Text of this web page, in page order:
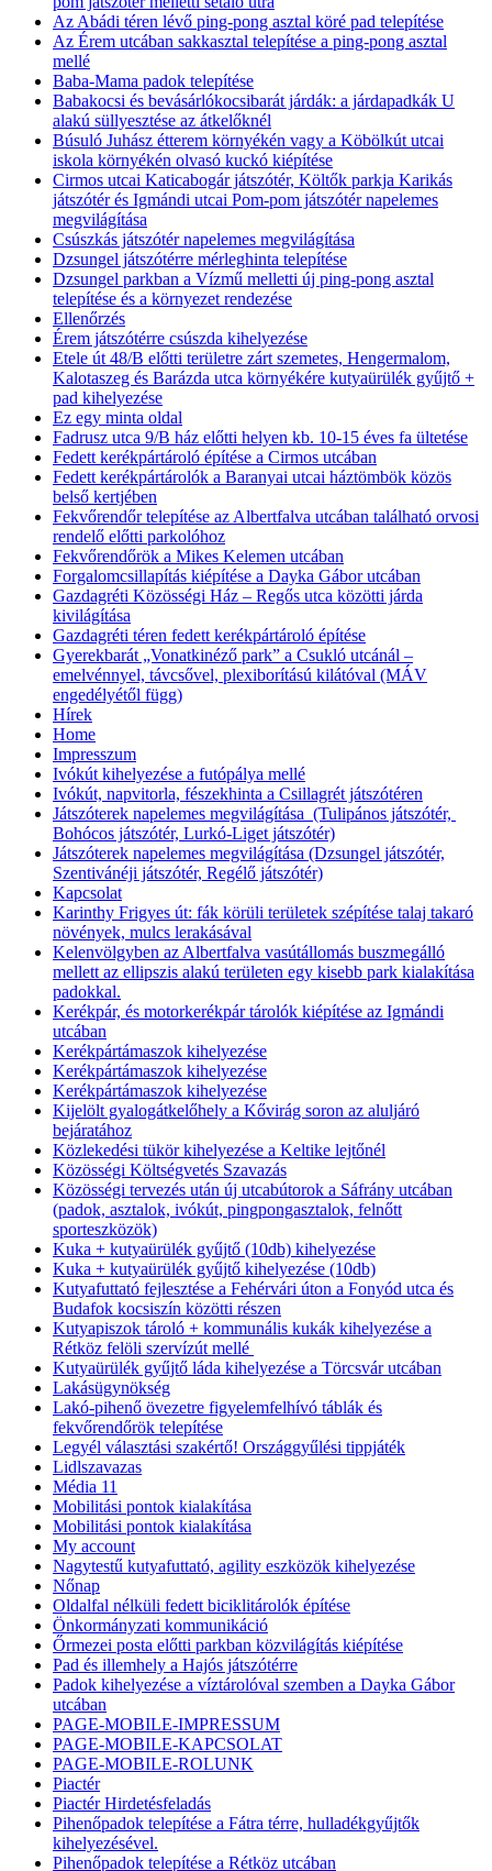
Az Abádi téren lévő ping-pong asztal köré pad telepítése
Az Érem utcában sakkasztal telepítése a ping-pong asztal
mellé
Baba-Mama padok telepítése
Babakocsi és bevásárlókocsibarát járdák: a járdapadkák U
alakú süllyesztése az átkelőknél
Búsuló Juhász étterem környékén vagy a Köbölkút utcai
iskola környékén olvasó kuckó kiépítése
Cirmos utcai Katicabogár játszótér, Költők parkja Karikás
játszótér és Igmándi utcai Pom-pom játszótér napelemes
megvilágítása
Csúszkás játszótér napelemes megvilágítása
Dzsungel játszótérre mérleghinta telepítése
Dzsungel parkban a Vízmű melletti új ping-pong asztal
telepítése és a környezet rendezése
Ellenőrzés
Érem játszótérre csúszda kihelyezése
Etele út 48/B előtti területre zárt szemetes, Hengermalom,
Kalotaszeg és Barázda utca környékére kutyaürülék gyűjtő +
pad kihelyezése
Ez egy minta oldal
Fadrusz utca 9/B ház előtti helyen kb. 10-15 éves fa ültetése
Fedett kerékpártároló építése a Cirmos utcában
Fedett kerékpártárolók a Baranyai utcai háztömbök közös
belső kertjében
Fekvőrendőr telepítése az Albertfalva utcában található orvosi
rendelő előtti parkolóhoz
Fekvőrendőrök a Mikes Kelemen utcában
Forgalomcsillapítás kiépítése a Dayka Gábor utcában
Gazdagréti Közösségi Ház – Regős utca közötti járda
kivilágítása
Gazdagréti téren fedett kerékpártároló építése
Gyerekbarát „Vonatkinéző park” a Csukló utcánál –
emelvénnyel, távcsővel, plexiborítású kilátóval (MÁV
engedélyétől függ)
Hírek
Home
Impresszum
Ivókút kihelyezése a futópálya mellé
Ivókút, napvitorla, fészekhinta a Csillagrét játszótéren
Játszóterek napelemes megvilágítása (Tulipános játszótér,
Bohócos játszótér, Lurkó-Liget játszótér)
Játszóterek napelemes megvilágítása (Dzsungel játszótér,
Szentivánéji játszótér, Regélő játszótér)
Kapcsolat
Karinthy Frigyes út: fák körüli területek szépítése talaj takaró
növények, mulcs lerakásával
Kelenvölgyben az Albertfalva vasútállomás buszmegálló
mellett az ellipszis alakú területen egy kisebb park kialakítása
padokkal.
Kerékpár, és motorkerékpár tárolók kiépítése az Igmándi
utcában
Kerékpártámaszok kihelyezése
Kerékpártámaszok kihelyezése
Kerékpártámaszok kihelyezése
Kijelölt gyalogátkelőhely a Kővirág soron az aluljáró
bejáratához
Közlekedési tükör kihelyezése a Keltike lejtőnél
Közösségi Költségvetés Szavazás
Közösségi tervezés után új utcabútorok a Sáfrány utcában
(padok, asztalok, ivókút, pingpongasztalok, felnőtt
sporteszközök)
Kuka + kutyaürülék gyűjtő (10db) kihelyezése
Kuka + kutyaürülék gyűjtő kihelyezése (10db)
Kutyafuttató fejlesztése a Fehérvári úton a Fonyód utca és
Budafok kocsiszín közötti részen
Kutyapiszok tároló + kommunális kukák kihelyezése a
Rétköz felöli szervízút mellé
Kutyaürülék gyűjtő láda kihelyezése a Törcsvár utcában
Lakásügynökség
Lakó-pihenő övezetre figyelemfelhívó táblák és
fekvőrendőrök telepítése
Legyél választási szakértő! Országgyűlési tippjáték
Lidlszavazas
Média 11
Mobilitási pontok kialakítása
Mobilitási pontok kialakítása
My account
Nagytestű kutyafuttató, agility eszközök kihelyezése
Nőnap
Oldalfal nélküli fedett biciklitárolók építése
Önkormányzati kommunikáció
Őrmezei posta előtti parkban közvilágítás kiépítése
Pad és illemhely a Hajós játszótérre
Padok kihelyezése a víztárolóval szemben a Dayka Gábor
utcában
PAGE-MOBILE-IMPRESSUM
PAGE-MOBILE-KAPCSOLAT
PAGE-MOBILE-ROLUNK
Piactér
Piactér Hirdetésfeladás
Pihenőpadok telepítése a Fátra térre, hulladékgyűjtők
kihelyezésével.
Pihenőpadok telepítése a Rétköz utcában